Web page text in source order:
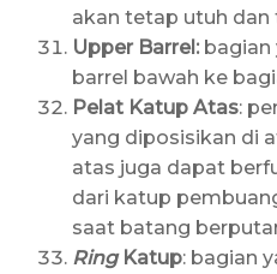
akan tetap utuh dan
Upper Barrel: bagian
barrel bawah ke
Pelat Katup Atas:
yang diposisikan di
atas juga dapat
dari katup
saat batang
RingKatup: bagian